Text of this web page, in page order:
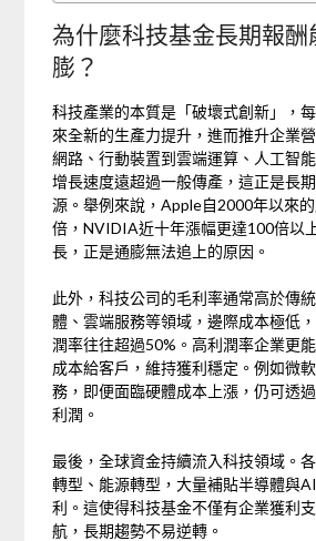
為什麼科技基金長期報酬
膨？
科技產業的本質是「破壞式創新」，
來全新的生產力提升，進而推升企業
網路、行動裝置到雲端運算、人工智
增長速度遠超過一般傳產，這正是長
源。舉例來說，Apple自2000年以來
倍，NVIDIA近十年漲幅更達100倍以
長，正是通膨無法追上的原因。
此外，科技公司的毛利率通常高於傳
體、雲端服務等領域，邊際成本極低
潤率往往超過50%。高利潤率企業更
成本給客戶，維持獲利穩定。例如微
務，即便面臨硬體成本上漲，仍可透
利潤。
最後，全球資金持續流入科技領域。
轉型、能源轉型，大量補貼半導體與
利。這使得科技基金不僅有企業獲利
航，長期趨勢不易逆轉。